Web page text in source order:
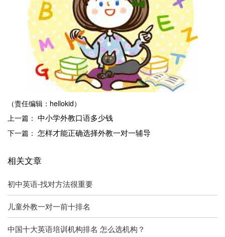
（责任编辑：hellokid）
上一篇： 中小学外教口语多少钱
下一篇： 怎样才能正确选择外教一对一辅导
相关文章
初中英语-找对方法很重要
儿童外教一对一前十排名
中国十大英语培训机构排名 怎么选机构？